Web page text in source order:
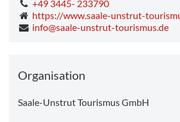
+49 3445- 233790
https://www.saale-unstrut-
info@saale-unstrut-tourismus.de
Organisation
Saale-Unstrut Tourismus GmbH